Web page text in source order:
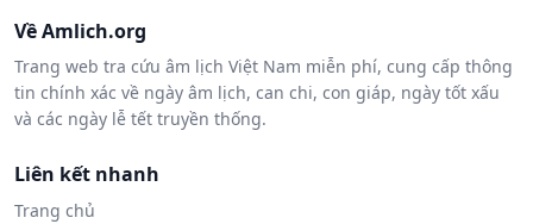
Về Amlich.org
Trang web tra cứu âm lịch Việt Nam miễn phí, cung cấp thông
tin chính xác về ngày âm lịch, can chi, con giáp, ngày tốt xấu
và các ngày lễ tết truyền thống.
Liên kết nhanh
Trang chủ